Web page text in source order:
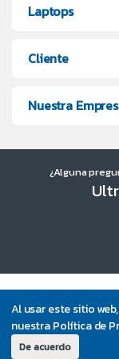
Al usar este sitio
nuestra Política de
De acuerdo
Laptops
Cliente
Nuestra
¿Alguna